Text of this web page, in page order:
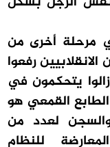
مرحلة أخرى من
2020، ومع أن الانقلابيين رفعوا
يتحكمون في
القمعي هو
والسجن لعدد من
للنظام